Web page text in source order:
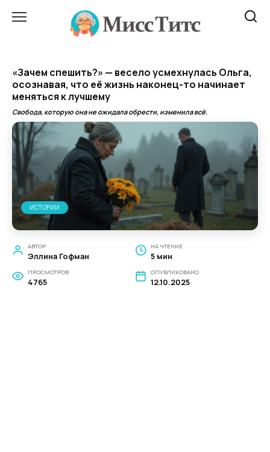
«Зачем спешить?» — весело усмехнулась Ольга,
осознавая, что её жизнь наконец-то начинает
меняться к лучшему
Свобода, которую она не ожидала обрести, изменила всё.
ИСТОРИИ
АВТОР
Эллина Гофман
НА ЧТЕНИЕ
5 мин
ПРОСМОТРОВ
4765
ОПУБЛИКОВАНО
12.10.2025